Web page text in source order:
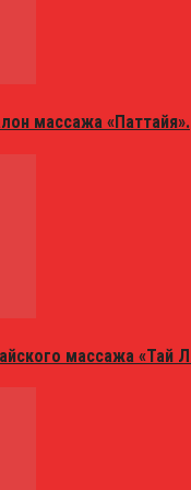
массажа «Паттайя».
массажа «Тай